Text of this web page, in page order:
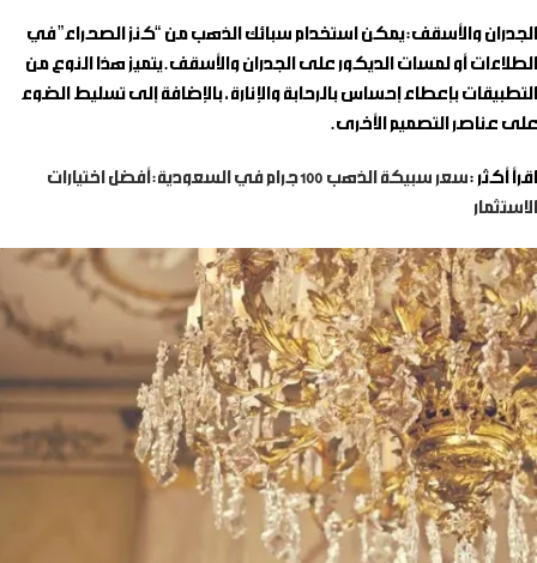
الجدران والأسقف: يمكن استخدام سبائك الذهب من “كنز الصحراء” في
الطلاءات أو لمسات الديكور على الجدران والأسقف. يتميز هذا النوع من
التطبيقات بإعطاء إحساس بالرحابة والإنارة، بالإضافة إلى تسليط الضوء
على عناصر التصميم الأخرى.
اقرأ أكثر :
سعر سبيكة الذهب 100 جرام في السعودية: أفضل اختيارات
الاستثمار